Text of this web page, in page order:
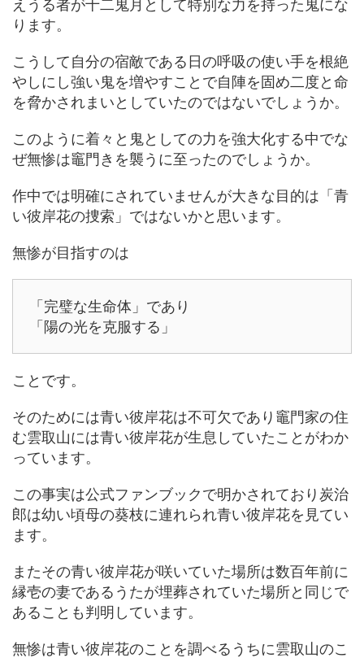
えうる者が十二鬼月として特別な力を持った鬼にな
ります。
こうして自分の宿敵である日の呼吸の使い手を根絶
やしにし強い鬼を増やすことで自陣を固め二度と命
を脅かされまいとしていたのではないでしょうか。
このように着々と鬼としての力を強大化する中でな
ぜ無惨は竈門きを襲うに至ったのでしょうか。
作中では明確にされていませんが大きな目的は「青
い彼岸花の捜索」ではないかと思います。
無惨が目指すのは
「完璧な生命体」であり
「陽の光を克服する」
ことです。
そのためには青い彼岸花は不可欠であり竈門家の住
む雲取山には青い彼岸花が生息していたことがわか
っています。
この事実は公式ファンブックで明かされており炭治
郎は幼い頃母の葵枝に連れられ青い彼岸花を見てい
ます。
またその青い彼岸花が咲いていた場所は数百年前に
縁壱の妻であるうたが埋葬されていた場所と同じで
あることも判明しています。
無惨は青い彼岸花のことを調べるうちに雲取山のこ